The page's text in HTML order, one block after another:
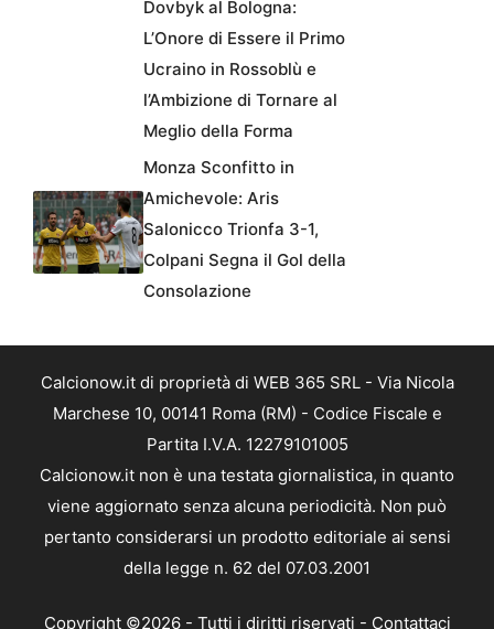
Dovbyk al Bologna:
L’Onore di Essere il Primo
Ucraino in Rossoblù e
l’Ambizione di Tornare al
Meglio della Forma
Monza Sconfitto in
Amichevole: Aris
Salonicco Trionfa 3-1,
Colpani Segna il Gol della
Consolazione
Calcionow.it di proprietà di WEB 365 SRL - Via Nicola
Marchese 10, 00141 Roma (RM) - Codice Fiscale e
Partita I.V.A. 12279101005
Calcionow.it non è una testata giornalistica, in quanto
viene aggiornato senza alcuna periodicità. Non può
pertanto considerarsi un prodotto editoriale ai sensi
della legge n. 62 del 07.03.2001
Copyright ©2026 - Tutti i diritti riservati - Contattaci